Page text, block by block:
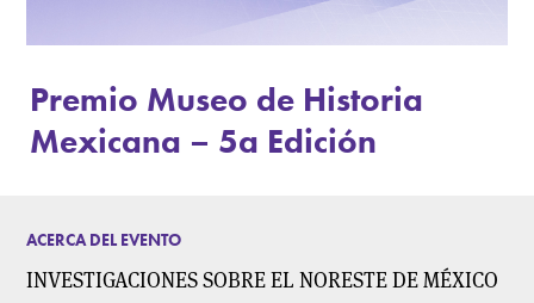
Premio Museo de Historia
Mexicana – 5a Edición
ACERCA DEL EVENTO
INVESTIGACIONES SOBRE EL NORESTE DE MÉXICO